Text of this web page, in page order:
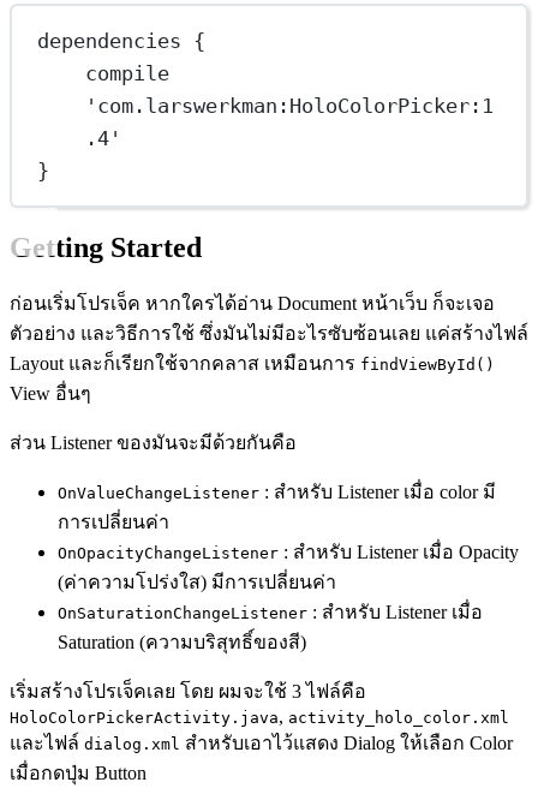
dependencies {
compile
'com.larswerkman:HoloColorPicker:1
.4'
}
Getting Started
ก่อนเริ่มโปรเจ็ค หากใครได้อ่าน Document หน้าเว็บ ก็จะเจอ
ตัวอย่าง และวิธีการใช้ ซึ่งมันไม่มีอะไรซับซ้อนเลย แค่สร้างไฟล์
Layout และก็เรียกใช้จากคลาส เหมือนการ findViewById()
View อื่นๆ
ส่วน Listener ของมันจะมีด้วยกันคือ
OnValueChangeListener : สำหรับ Listener เมื่อ color มี
การเปลี่ยนค่า
OnOpacityChangeListener : สำหรับ Listener เมื่อ Opacity
(ค่าความโปร่งใส) มีการเปลี่ยนค่า
OnSaturationChangeListener : สำหรับ Listener เมื่อ
Saturation (ความบริสุทธิ์ของสี)
เริ่มสร้างโปรเจ็คเลย โดย ผมจะใช้ 3 ไฟล์คือ
HoloColorPickerActivity.java, activity_holo_color.xml
และไฟล์ dialog.xml สำหรับเอาไว้แสดง Dialog ให้เลือก Color
เมื่อกดปุ่ม Button